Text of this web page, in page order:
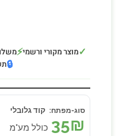
✓מוצר מקורי ורשמי⚡
🔒
קוד גלובלי
35₪ כולל מע"מ